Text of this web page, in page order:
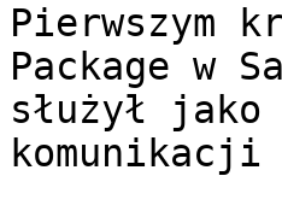
Pierwszym
Package w
służył
komunikacji